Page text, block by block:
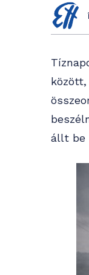
állt be